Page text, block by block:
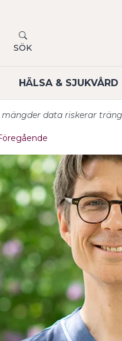
HÄLSA & SJUKVÅRD
SÖK
data riskerar
undermeny
undermeny
undermeny